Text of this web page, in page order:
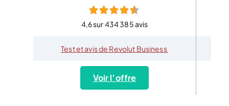
4,6 sur 434 385 avis
Test et avis de Revolut Business
Voir l’offre